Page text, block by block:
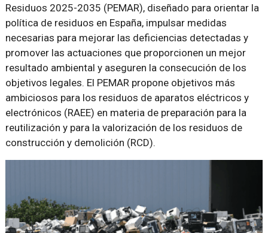
Residuos 2025-2035 (PEMAR), diseñado para orientar la
política de residuos en España, impulsar medidas
necesarias para mejorar las deficiencias detectadas y
promover las actuaciones que proporcionen un mejor
resultado ambiental y aseguren la consecución de los
objetivos legales. El PEMAR propone objetivos más
ambiciosos para los residuos de aparatos eléctricos y
electrónicos (RAEE) en materia de preparación para la
reutilización y para la valorización de los residuos de
construcción y demolición (RCD).